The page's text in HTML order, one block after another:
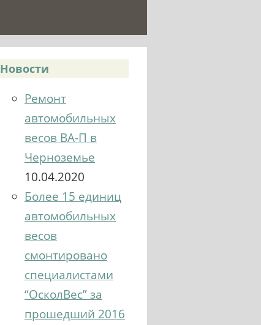
Новости
Ремонт
автомобильных
весов ВА-П в
Черноземье
10.04.2020
Более 15 единиц
автомобильных
весов
смонтировано
специалистами
“ОсколВес” за
прошедший 2016